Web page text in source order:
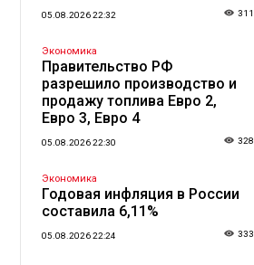
05.08.2026 22:32 311
Экономика
Правительство РФ
разрешило производство и
продажу топлива Евро 2,
Евро 3, Евро 4
05.08.2026 22:30 328
Экономика
Годовая инфляция в России
составила 6,11%
05.08.2026 22:24 333